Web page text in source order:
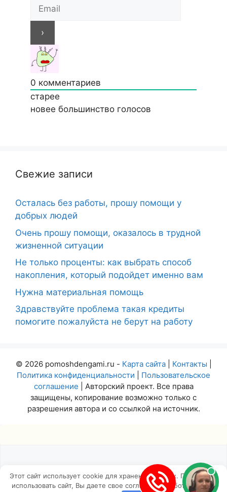
0 комментариев
старее
новее большинство голосов
Свежие записи
Осталась без работы, прошу помощи у
добрых людей
Очень прошу помощи, оказалось в трудной
жизненной ситуации
Не только проценты: как выбрать способ
накопления, который подойдет именно вам
Нужна материальная помощь
Здравствуйте проблема такая кредиты
помогите пожалуйста не берут на работу
© 2026 pomoshdengami.ru - Карта сайта| Контакты
Политика конфиденциальности
Пользовательское
соглашение | Авторский проект. Все права
защищены, копирование возможно только с
разрешения автора и со ссылкой на источник.
Этот сайт использует cookie для хранения данных. Продолжая
использовать сайт, Вы даете свое согласие на работу с этими